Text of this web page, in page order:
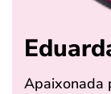
Apaixonada